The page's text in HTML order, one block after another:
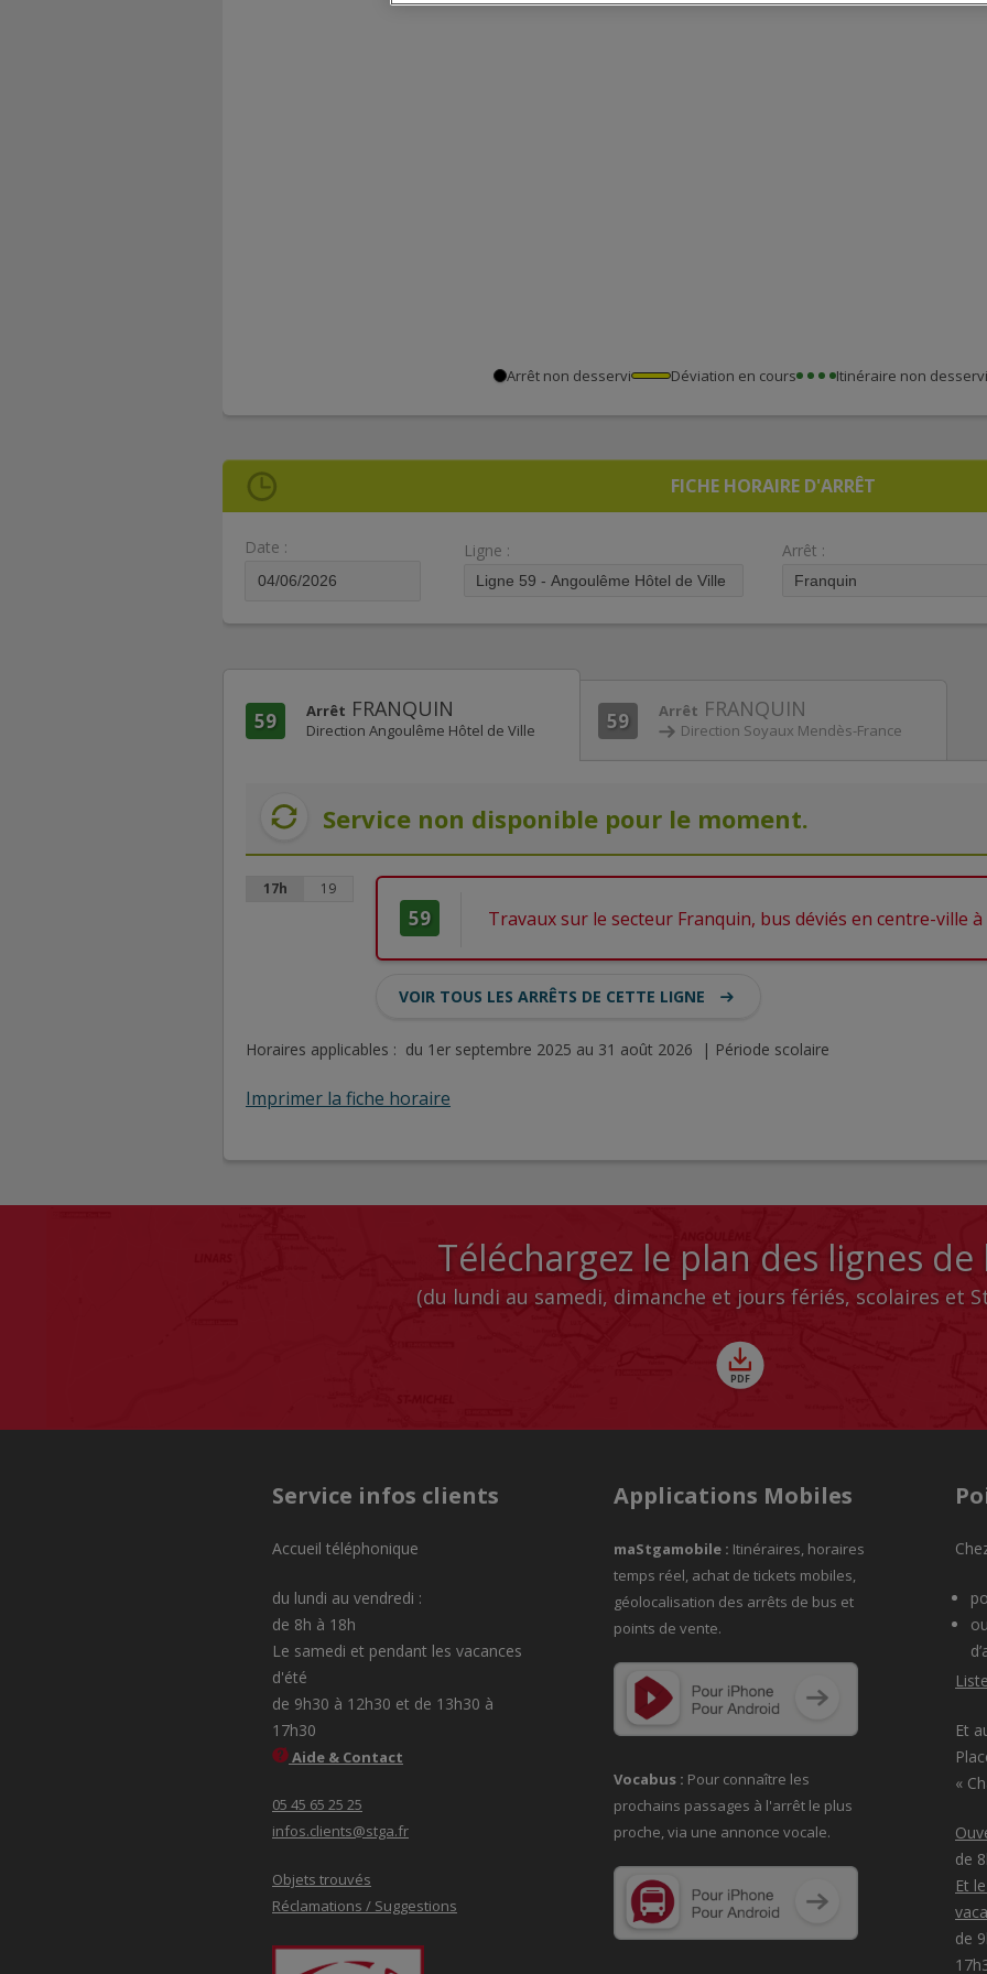
Arrêt non desservi Déviation en cours Itinéraire non desservi
FICHE HORAIRE D'ARRÊT
Date : Ligne : Arrêt :
59 Arrêt FRANQUIN
Direction Angoulême Hôtel de Ville 59 Arrêt FRANQUIN
Direction Soyaux Mendès-France
Service non disponible pour le moment.
17h 19
59 Travaux sur le secteur Franquin, bus déviés en centre-ville
VOIR TOUS LES ARRÊTS DE CETTE LIGNE
Horaires applicables : du 1er septembre 2025 au 31 août 2026 | Période scolaire
Imprimer la fiche horaire
Téléchargez le plan des lignes de
(du lundi au samedi, dimanche et jours fériés, scolaires et
Service infos clients
Accueil téléphonique
du lundi au vendredi :
de 8h à 18h
Le samedi et pendant les vacances
d'été
de 9h30 à 12h30 et de 13h30 à
17h30
Aide & Contact
05 45 65 25 25
infos.clients@stga.fr
Objets trouvés
Réclamations / Suggestions
Applications Mobiles
maStgamobile : Itinéraires, horaires
temps réel, achat de tickets mobiles,
géolocalisation des arrêts de bus et
points de vente.
Vocabus : Pour connaître les
prochains passages à l'arrêt le plus
proche, via une annonce vocale.
Et
«
de
Et
de